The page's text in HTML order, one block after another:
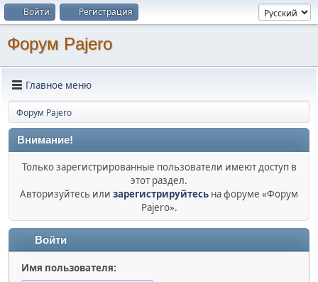
Войти Регистрация
Форум Pajero
Главное меню
Форум Pajero
Внимание!
Только зарегистрированные пользователи имеют доступ в
этот раздел.
Авторизуйтесь или зарегистрируйтесь на форуме «Форум
Pajero».
Войти
Имя пользователя: